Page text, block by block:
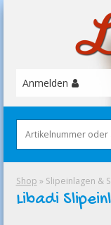
Anmelden
Shop » Slipeinlagen &
Libadi